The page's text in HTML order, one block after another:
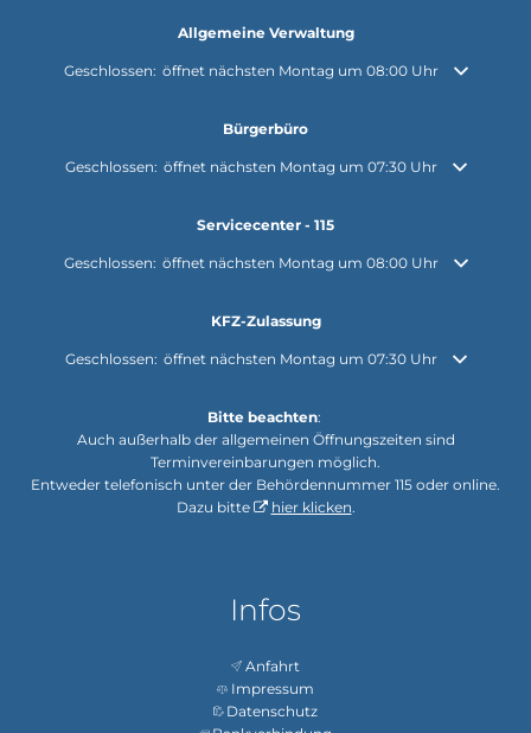
Allgemeine Verwaltung
Klicken, um weitere Öffnungs- oder Schließzeiten auszublenden
Geschlossen: öffnet nächsten Montag um 08:00 Uhr
Bürgerbüro
Klicken, um weitere Öffnungs- oder Schließzeiten auszublenden
Geschlossen: öffnet nächsten Montag um 07:30 Uhr
Servicecenter - 115
Klicken, um weitere Öffnungs- oder Schließzeiten auszublenden
Geschlossen: öffnet nächsten Montag um 08:00 Uhr
KFZ-Zulassung
Klicken, um weitere Öffnungs- oder Schließzeiten auszublenden
Geschlossen: öffnet nächsten Montag um 07:30 Uhr
Bitte beachten:
Auch außerhalb der allgemeinen Öffnungszeiten sind
Terminvereinbarungen möglich.
Entweder telefonisch unter der Behördennummer 115 oder online.
Dazu bitte
hier klicken.
Infos
Anfahrt
Impressum
Datenschutz